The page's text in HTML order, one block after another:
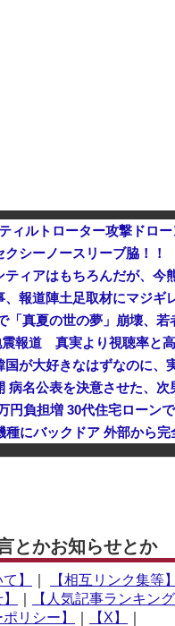
ィルトローター攻撃ドロー
シーノースリーブ脇！！
ィアはもちろんだが、今
、報道陣土足取材にマ
「真夏の世の夢」崩壊、
が大好きなはずなのに、
病名公表を決意させた、
円負担増 30代住宅ローン
種にバックドア 外部から
とかお知らせとか
】
【相互リンク集等】
【人気記事ランキング
リシー】 【X】